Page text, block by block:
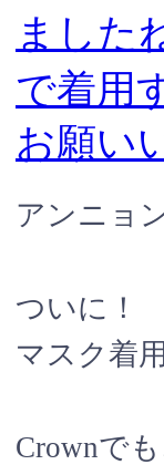
アンニョ
ついに！
マスク着
Crownでも